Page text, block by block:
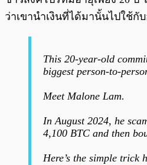
ว่าเขานำเงินที่ได้มานั้นไปใช้กั
This 20-year-old
biggest person-to-
Meet Malone Lam.
In August 2024, he
4,100 BTC and then
Here’s the simple trick